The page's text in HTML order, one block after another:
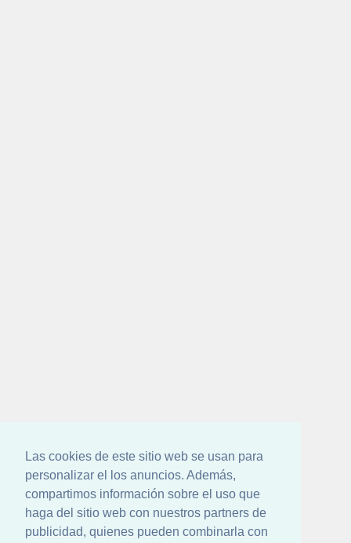
Las cookies de este sitio web se usan para
personalizar el los anuncios. Además,
compartimos información sobre el uso que
haga del sitio web con nuestros partners de
publicidad, quienes pueden combinarla con